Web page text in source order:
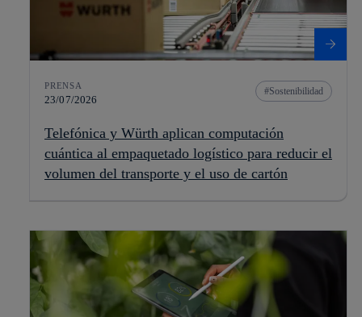
PRENSA
23/07/2026
Sostenibilidad
Telefónica y Würth aplican computación
cuántica al empaquetado logístico para reducir el
volumen del transporte y el uso de cartón